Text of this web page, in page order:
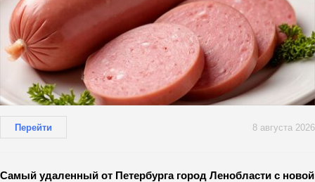
Перейти 8 августа 2026
Самый удаленный от Петербурга город Ленобласти с новой